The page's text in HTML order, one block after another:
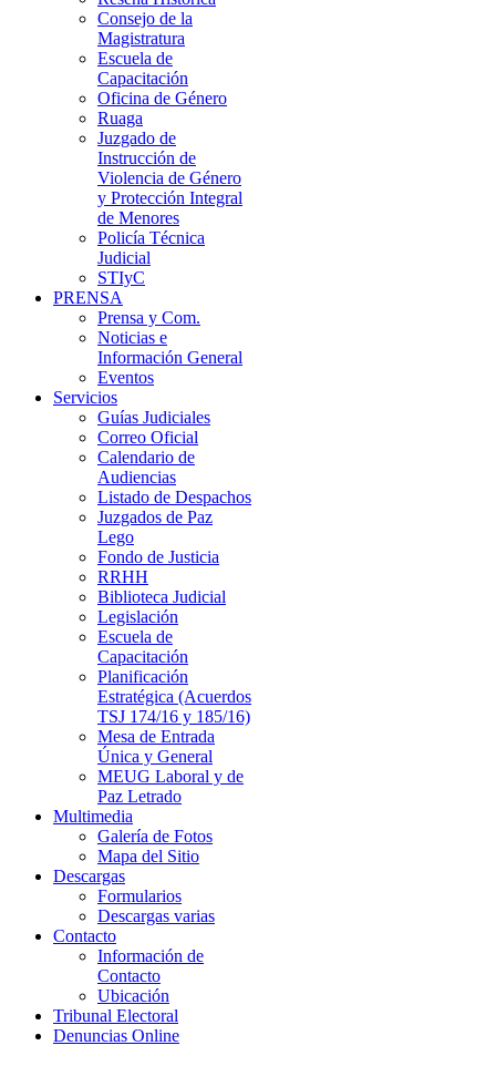
Consejo de la
Magistratura
Escuela de
Capacitación
Oficina de Género
Ruaga
Juzgado de
Instrucción de
Violencia de Género
y Protección Integral
de Menores
Policía Técnica
Judicial
STIyC
PRENSA
Prensa y Com.
Noticias e
Información General
Eventos
Servicios
Guías Judiciales
Correo Oficial
Calendario de
Audiencias
Listado de Despachos
Juzgados de Paz
Lego
Fondo de Justicia
RRHH
Biblioteca Judicial
Legislación
Escuela de
Capacitación
Planificación
Estratégica (Acuerdos
TSJ 174/16 y 185/16)
Mesa de Entrada
Única y General
MEUG Laboral y de
Paz Letrado
Multimedia
Galería de Fotos
Mapa del Sitio
Descargas
Formularios
Descargas varias
Contacto
Información de
Contacto
Ubicación
Tribunal Electoral
Denuncias Online